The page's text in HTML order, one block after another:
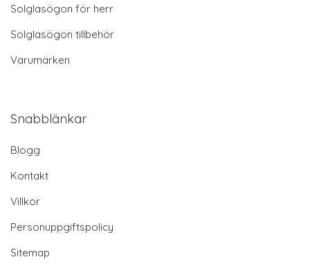
Solglasögon för herr
Solglasögon tillbehör
Varumärken
Snabblänkar
Blogg
Kontakt
Villkor
Personuppgiftspolicy
Sitemap